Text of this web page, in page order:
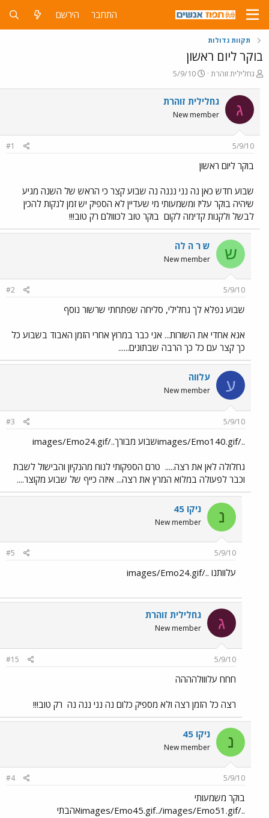
התחבר הירשם
תקוות גדולות
בוקר ליום ראשון
פ
ח
ה
ו
ש
גחלילית זוהרת
פ
ס
ם
ת
5/9/10
ג גחלילית זוהרת
New member
5/9/10
#1
בוקר ליום ראשון
שבוע חדש כאן נה נני נננה נה שבוע קצר כי הראש של השנה מגיע
שיהיה בוקר עליז ומשמעותי מי שעדיין לא הספיק יש זמן לנקות להכין
לבשל ולקנות קדימה לקום בוקר טוב לכווולם רק טוב!!!
ש ש ר ה לה
New member
5/9/10
#2
שבוע נפלא לך גחלילי, סליחה שפתחתי שרשור נוסף
אנא אחדי את השורות... אני כבר במרוץ אחרי הזמן האבוד בשבוע כל
כך קצר עם כל כך הרבה שבתונים......
ע עלווה
New member
5/9/10
#3
../images/Emo140.gifשבוע מבורך../images/Emo24.gif
גחלולה לאן את רצה..... טרם הספקותי לנוח מהנקיון והבישול לשבת
וכבר לפעולה במלוא המרץ את רצה... איזה כייף של שבוע מקוצר....
נ ניקו 45
New member
5/9/10
#5
עלוותנו ../images/Emo24.gif
ג גחלילית זוהרת
New member
5/9/10
#15
חחח עלווולהההה
רצה כל הזמן רצה ולא מספיק כלום נה נני ננה נה רק טוב!!!
נ ניקו 45
New member
5/9/10
#4
בוקר משמעותי
../images/Emo45.gif../images/Emo51.gifאהבתי